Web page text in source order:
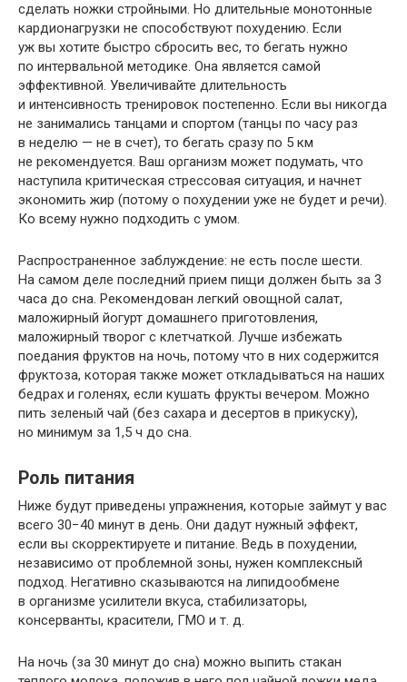
сделать ножки стройными. Но длительные монотонные
кардионагрузки не способствуют похудению. Если
уж вы хотите быстро сбросить вес, то бегать нужно
по интервальной методике. Она является самой
эффективной. Увеличивайте длительность
и интенсивность тренировок постепенно. Если вы никогда
не занимались танцами и спортом (танцы по часу раз
в неделю — не в счет), то бегать сразу по 5 км
не рекомендуется. Ваш организм может подумать, что
наступила критическая стрессовая ситуация, и начнет
экономить жир (потому о похудении уже не будет и речи).
Ко всему нужно подходить с умом.
Распространенное заблуждение: не есть после шести.
На самом деле последний прием пищи должен быть за 3
часа до сна. Рекомендован легкий овощной салат,
маложирный йогурт домашнего приготовления,
маложирный творог с клетчаткой. Лучше избежать
поедания фруктов на ночь, потому что в них содержится
фруктоза, которая также может откладываться на наших
бедрах и голенях, если кушать фрукты вечером. Можно
пить зеленый чай (без сахара и десертов в прикуску),
но минимум за 1,5 ч до сна.
Роль питания
Ниже будут приведены упражнения, которые займут у вас
всего 30−40 минут в день. Они дадут нужный эффект,
если вы скорректируете и питание. Ведь в похудении,
независимо от проблемной зоны, нужен комплексный
подход. Негативно сказываются на липидообмене
в организме усилители вкуса, стабилизаторы,
консерванты, красители, ГМО и т. д.
На ночь (за 30 минут до сна) можно выпить стакан